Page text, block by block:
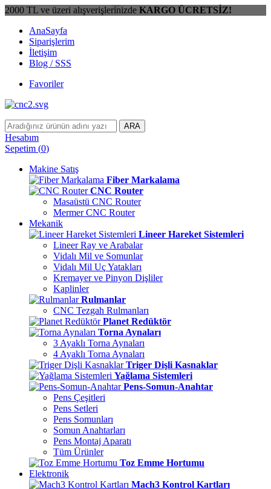
2000 TL ve üzeri alışverişlerinizde KARGO ÜCRETSİZ!
AnaSayfa
Siparişlerim
İletişim
Blog / SSS
Favoriler
ARA
Hesabım
Sepetim (0)
Makine Satış
Fiber Markalama
CNC Router
Masaüstü CNC Router
Mermer CNC Router
Mekanik
Lineer Hareket Sistemleri
Lineer Ray ve Arabalar
Vidalı Mil ve Somunlar
Vidalı Mil Uç Yatakları
Kremayer ve Pinyon Dişliler
Kaplinler
Rulmanlar
CNC Tezgah Rulmanları
Planet Redüktör
Torna Aynaları
3 Ayaklı Torna Aynaları
4 Ayaklı Torna Aynaları
Triger Dişli Kasnaklar
Yağlama Sistemleri
Pens-Somun-Anahtar
Pens Çeşitleri
Pens Setleri
Pens Somunları
Somun Anahtarları
Pens Montaj Aparatı
Tüm Ürünler
Toz Emme Hortumu
Elektronik
Mach3 Kontrol Kartları